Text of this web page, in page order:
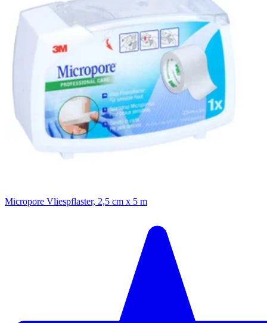
Micropore Vliespflaster, 2,5 cm x 5 m